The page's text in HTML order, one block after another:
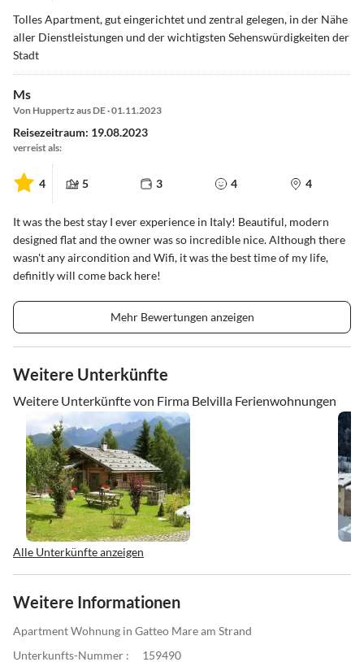
Tolles Apartment, gut eingerichtet und zentral gelegen, in der Nähe
aller Dienstleistungen und der wichtigsten Sehenswürdigkeiten der
Stadt
Ms
Von Huppertz aus DE · 01.11.2023
Reisezeitraum: 19.08.2023
verreist als:
4 5 3 4 4
It was the best stay I ever experience in Italy! Beautiful, modern
designed flat and the owner was so incredible nice. Although there
wasn't any aircondition and Wifi, it was the best time of my life,
definitly will come back here!
Mehr Bewertungen anzeigen
Weitere Unterkünfte
Weitere Unterkünfte von Firma Belvilla Ferienwohnungen
Alle Unterkünfte anzeigen
Weitere Informationen
Apartment Wohnung in Gatteo Mare am Strand
Unterkunfts-Nummer :
159490